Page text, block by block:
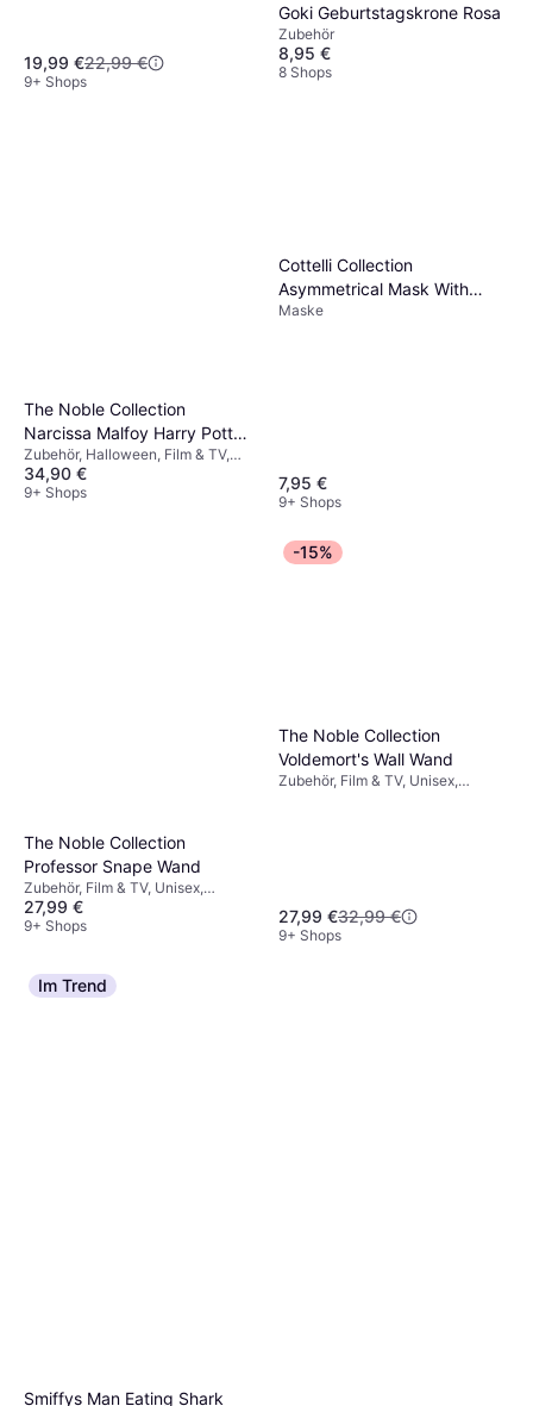
19,99 €22,99 €
9+ Shops
Goki Geburtstagskrone Rosa
Zubehör
8,95 €
8 Shops
The Noble Collection
Narcissa Malfoy Harry Potter
Wand
Zubehör, Halloween, Film & TV,
Unisex, Ausrüstung, Zauberer,
Hexe Harry Potter
34,90 €
9+ Shops
Cottelli Collection
Asymmetrical Mask With
Lace
Maske
7,95 €
9+ Shops
The Noble Collection
Professor Snape Wand
Zubehör, Film & TV, Unisex,
Ausrüstung, Harry Potter
27,99 €
9+ Shops
-15%
The Noble Collection
Voldemort's Wall Wand
Zubehör, Film & TV, Unisex,
27,99 €32,99 €
9+ Shops
Im Trend
Smiffys Man Eating Shark